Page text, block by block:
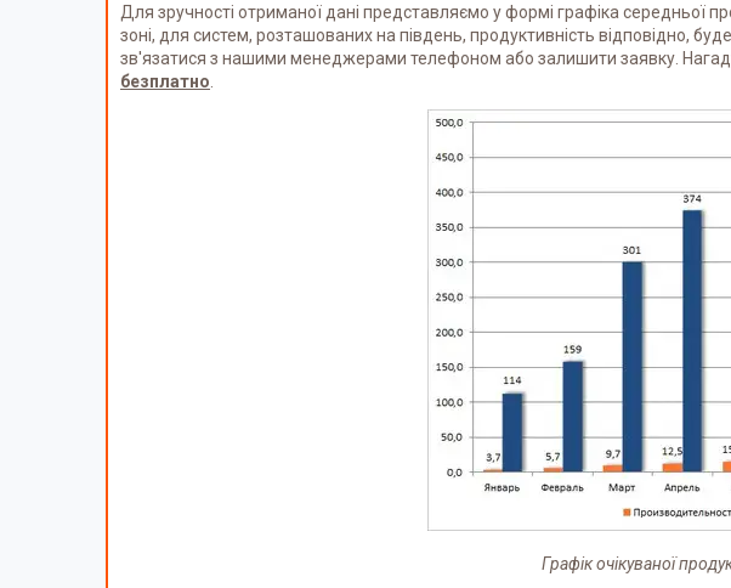
Для зручності отриманої дані представляємо у формі графіка середньої
зоні, для систем, розташованих на південь, продуктивність відповідно,
зв'язатися з нашими менеджерами телефоном або залишити заявку.
безплатно
Графік очікуваної